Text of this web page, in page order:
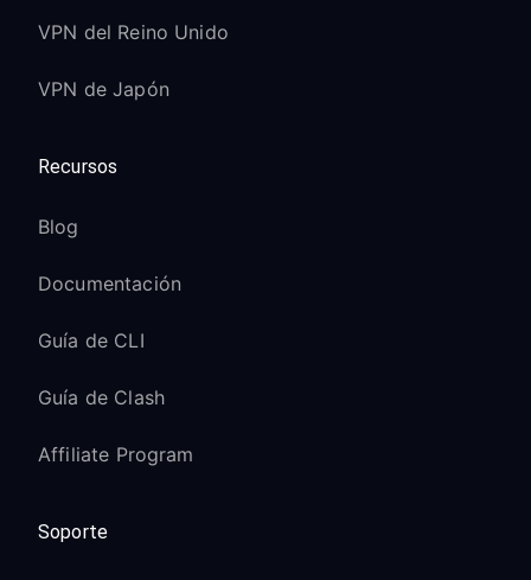
VPN del Reino Unido
VPN de Japón
Recursos
Blog
Documentación
Guía de CLI
Guía de Clash
Affiliate Program
Soporte